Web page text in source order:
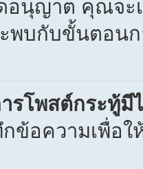
นุญาต คุณจะเ
พบกับขั้นตอนก
รโพสต์กระทู้มี
อความเพื่อใ